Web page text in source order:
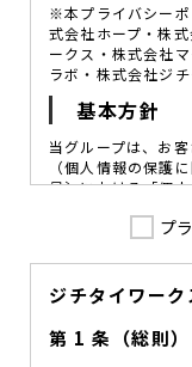
※本プライバシーポ
式会社ホープ・株
ークス・株式会社
ラボ・株式会社ジ
基本方針
当グループは、お
（個人情報の保護
号〕における「個
図ることが、重要
を定め、役員及び
組みを徹底させる
に努めてまいります
プ
ジチタイワー
第 1 条（総則）